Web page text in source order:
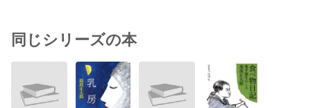
同じシリーズの本